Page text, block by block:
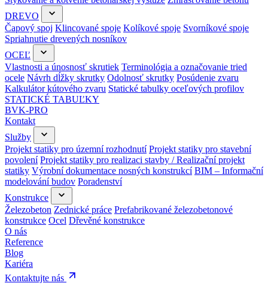
DREVO
Čapový spoj Klincované spoje Kolíkové spoje Svorníkové spoje
Spriahnutie drevených nosníkov
OCEĽ
Vlastnosti a únosnosť skrutiek Terminológia a označovanie tried
ocele Návrh dĺžky skrutky Odolnosť skrutky Posúdenie zvaru
Kalkulátor kútového zvaru Statické tabulky oceľových profilov
STATICKÉ TABUĽKY
BVK-PRO
Kontakt
Služby
Projekt statiky pro územní rozhodnutí Projekt statiky pro stavební
povolení Projekt statiky pro realizaci stavby / Realizační projekt
statiky Výrobní dokumentace nosných konstrukcí BIM – Informační
modelování budov Poradenství
Konstrukce
Železobeton Zednické práce Prefabrikované železobetonové
konstrukce Ocel Dřevěné konstrukce
O nás
Reference
Blog
Kariéra
Kontaktujte nás